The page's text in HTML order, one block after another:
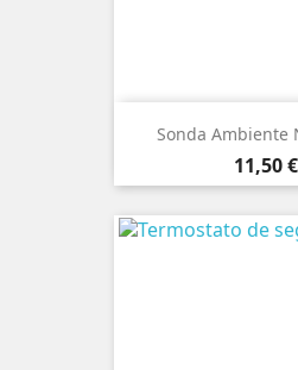
Sonda Ambiente
Precio
11,50 €